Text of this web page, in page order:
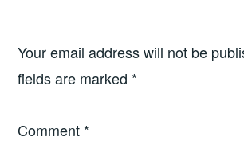
Your email address will not be
fields are marked *
Comment *